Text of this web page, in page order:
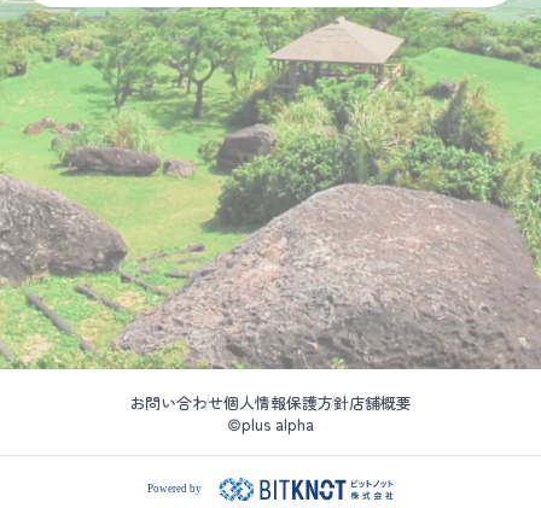
お問い合わせ個人情報保護方針店舗概要
©plus alpha